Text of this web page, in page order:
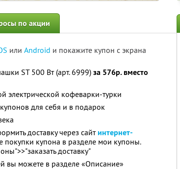
по акции
или Android и покажите купон с экрана
ST 500 Вт (арт. 6999) за 576р. вместо
электрической кофеварки-турки
для себя и в подарок
доставку через сайтинтернет-
покупки купона в разделе мои купоны.
доставку"
вы можете в разделе «Описание»